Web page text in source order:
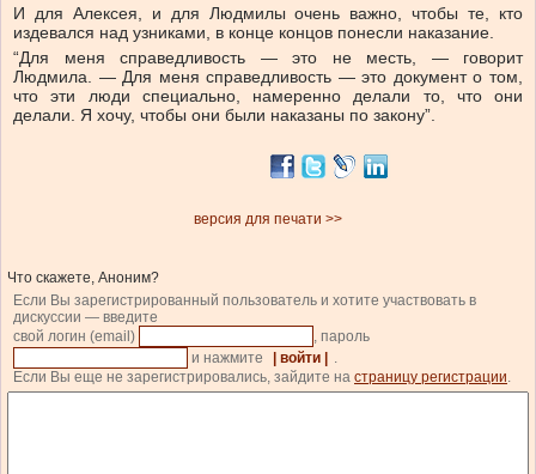
И для Алексея, и для Людмилы очень важно, чтобы те, кто
издевался над узниками, в конце концов понесли наказание.
“Для меня справедливость — это не месть, — говорит
Людмила. — Для меня справедливость — это документ о том,
что эти люди специально, намеренно делали то, что они
делали. Я хочу, чтобы они были наказаны по закону”.
версия для печати >>
Что скажете, Аноним?
Если Вы зарегистрированный пользователь и хотите участвовать в
дискуссии — введите
свой логин (email)
, пароль
и нажмите
| войти |
.
Если Вы еще не зарегистрировались, зайдите на страницу регистрации.